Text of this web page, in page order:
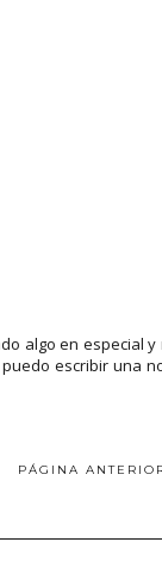
algo en especial y
escribir una
PÁGINA